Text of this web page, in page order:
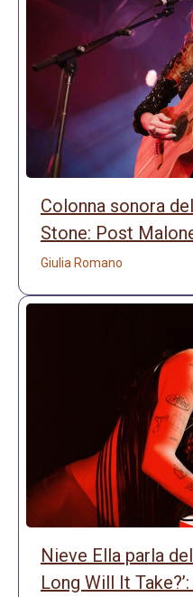
Colonna sonora
Stone: Post
Giulia Romano
Nieve Ella parla
Long Will It